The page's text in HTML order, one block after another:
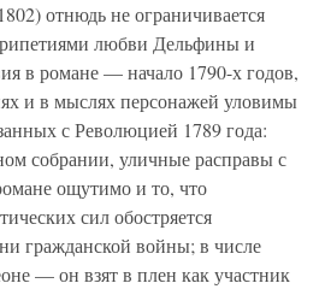
отнюдь не ограничивается
любви Дельфины и
в романе — начало 1790-х годов,
и в мыслях персонажей уловимы
с Революцией 1789 года:
собрании, уличные расправы с
ощутимо и то, что
сил обостряется
гражданской войны; в числе
— он взят в плен как участник